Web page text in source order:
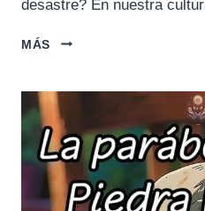
desastre? En nuestra
MÁS
LA
LA
FLECHA
DEL
MAESTRO
ZEN